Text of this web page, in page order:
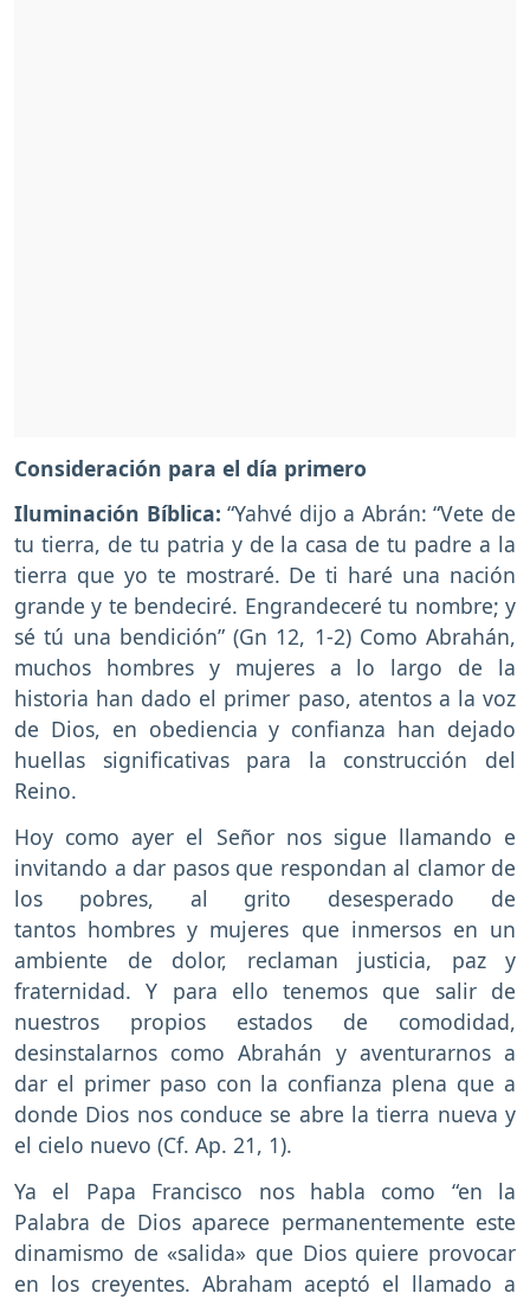
Consideración para el día primero
Iluminación Bíblica: “Yahvé dijo a Abrán: “Vete de
tu tierra, de tu patria y de la casa de tu padre a la
tierra que yo te mostraré. De ti haré una nación
grande y te bendeciré. Engrandeceré tu nombre; y
sé tú una bendición” (Gn 12, 1-2) Como Abrahán,
muchos hombres y mujeres a lo largo de la
historia han dado el primer paso, atentos a la voz
de Dios, en obediencia y confianza han dejado
huellas significativas para la construcción del
Reino.
Hoy como ayer el Señor nos sigue llamando e
invitando a dar pasos que respondan al clamor de
los pobres, al grito desesperado de
tantos hombres y mujeres que inmersos en un
ambiente de dolor, reclaman justicia, paz y
fraternidad. Y para ello tenemos que salir de
nuestros propios estados de comodidad,
desinstalarnos como Abrahán y aventurarnos a
dar el primer paso con la confianza plena que a
donde Dios nos conduce se abre la tierra nueva y
el cielo nuevo (Cf. Ap. 21, 1).
Ya el Papa Francisco nos habla como “en la
Palabra de Dios aparece permanentemente este
dinamismo de «salida» que Dios quiere provocar
en los creyentes. Abraham aceptó el llamado a